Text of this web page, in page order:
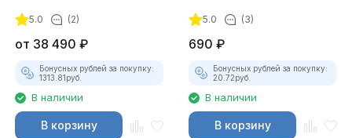
5.0 (2)
от 38 490 ₽
Бонусных рублей за покупку:
1313.81руб.
В наличии
В корзину
5.0 (3)
690 ₽
Бонусных рублей за покупку:
20.72руб.
В наличии
В корзину